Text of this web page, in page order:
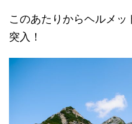
このあたりからヘルメ
突入！